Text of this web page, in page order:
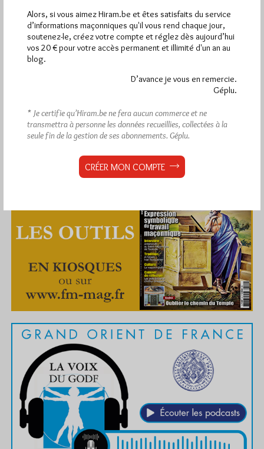
Alors, si vous aimez Hiram.be et êtes satisfaits du service
d’informations maçonniques qu'il vous rend chaque jour,
soutenez-le, créez votre compte et réglez dès aujourd’hui
vos 20 € pour votre accès permanent et illimité d'un an au
blog.
D’avance je vous en remercie.
Géplu.
* Je certifie qu’Hiram.be ne fera aucun commerce et ne
transmettra à personne les données recueillies, collectées à la
seule fin de la gestion de ses abonnements. Géplu.
CRÉER MON COMPTE